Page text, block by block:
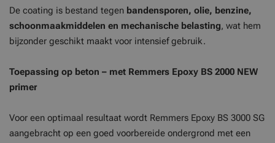
De coating is bestand tegen bandensporen, olie, benzine,
schoonmaakmiddelen en mechanische belasting, wat hem
bijzonder geschikt maakt voor intensief gebruik.
Toepassing op beton – met Remmers Epoxy BS 2000 NEW
primer
Voor een optimaal resultaat wordt Remmers Epoxy BS 3000 SG
aangebracht op een goed voorbereide ondergrond met een